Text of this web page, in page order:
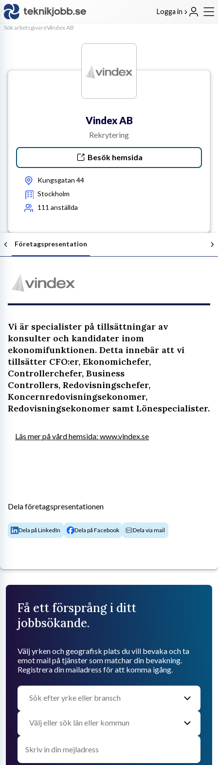
Logga in
Sök arbetsgivareVindex AB
Vindex AB
Rekrytering
Besök hemsida
Kungsgatan 44
Stockholm
111 anställda
Företagspresentation
​Vi är specialister på tillsättningar av
konsulter och kandidater inom
ekonomifunktionen. Detta innebär att vi
tillsätter CFO:er, Ekonomichefer,
Controllerchefer, Business
Controllers, Redovisningschefer,
Koncernredovisningsekonomer,
Redovisningsekonomer samt Lönespecialister.​
Läs mer på vård hemsida: www.vindex.se
Dela företagspresentationen
Dela på LinkedIn Dela på Facebook Dela via mail
Få ett försprång i ditt
jobbsökande.
Välj yrken och geografisk plats du vill bevaka och ta
emot mail på tjänster som matchar din bevakning.
Registrera din mailadress för att komma igång.